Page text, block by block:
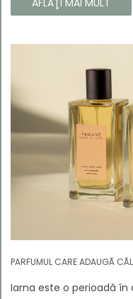
AFLAŢI MAI MULT
PARFUMUL CARE ADAUGĂ
Iarna este o perioadă